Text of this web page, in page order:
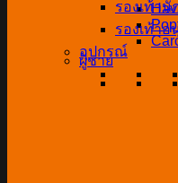
ผู้ชาย
รองเท้านั
รองเท้าอ
อุปกรณ์